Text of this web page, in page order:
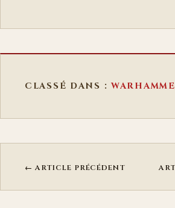
CLASSÉ DANS :
← ARTICLE PRÉCÉDENT